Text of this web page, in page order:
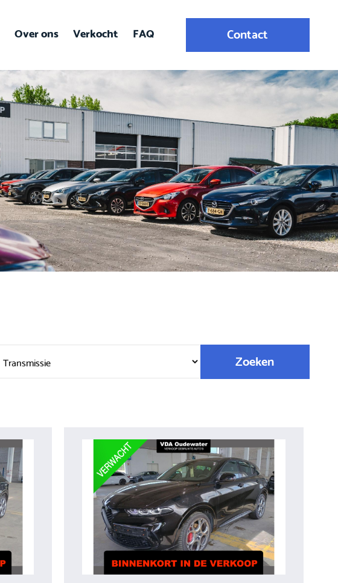
Over ons Verkocht FAQ Contact
Zoeken